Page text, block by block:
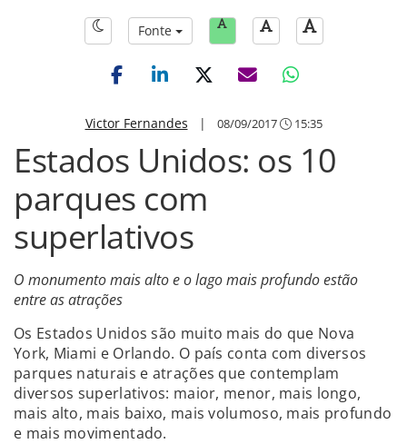
Fonte
Victor Fernandes | 08/09/2017 15:35
Estados Unidos: os 10
parques com
superlativos
O monumento mais alto e o lago mais profundo estão
entre as atrações
Os Estados Unidos são muito mais do que Nova
York, Miami e Orlando. O país conta com diversos
parques naturais e atrações que contemplam
diversos superlativos: maior, menor, mais longo,
mais alto, mais baixo, mais volumoso, mais profundo
e mais movimentado.